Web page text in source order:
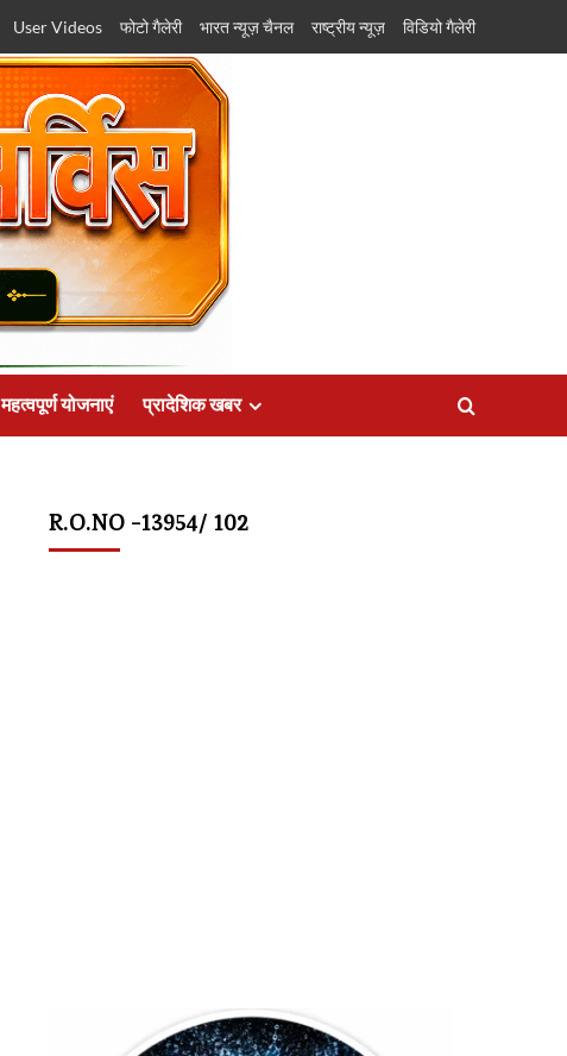
User Videos फोटो गैलेरी भारत न्यूज़ चैनल राष्ट्रीय न्यूज़ विडियो गैलेरी
महत्वपूर्ण योजनाएं प्रादेशिक खबर
R.O.NO -13954/ 102